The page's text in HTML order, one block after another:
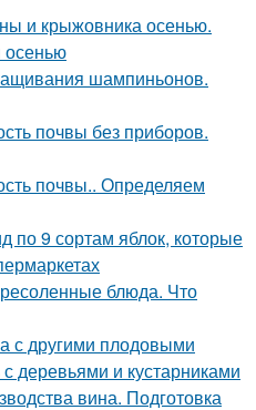
и крыжовника осенью.
осенью
шампиньонов.
почвы без приборов.
почвы.. Определяем
по 9 сортам яблок, которые
блюда. Что
с другими плодовыми
деревьями и кустарниками
вина. Подготовка